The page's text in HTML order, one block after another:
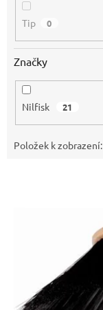
Tip 0
Značky
Nilfisk 21
Položek k zobrazení: